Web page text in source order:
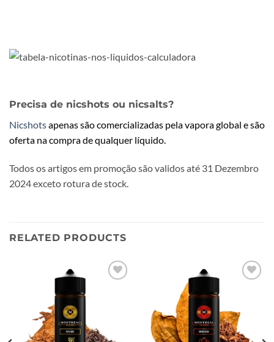
Precisa de nicshots ou nicsalts?
Nicshotsapenas são comercializadas pela vapora global e são
oferta na compra de qualquer líquido.
Todos os artigos em promoção são validos até 31 Dezembro
2024 exceto rotura de stock.
RELATED PRODUCTS